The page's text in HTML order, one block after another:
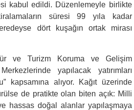
kabul edildi. Düzenlemeyle birlikte
süresi 99 yıla kadar
dört kuşağın ortak mirası
ve Turizm Koruma ve Gelişim
yapılacak yatırımları
kapsamına alıyor. Kağıt üzerinde
de pratikte olan biten açık: Milli
hassas doğal alanlar yapılaşmaya